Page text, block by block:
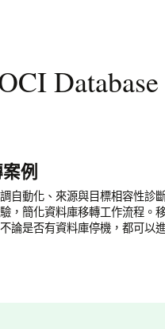
例
自動化、來源與目標相容性診
，簡化資料庫移轉工作流程。
論是否有資料庫停機，都可以